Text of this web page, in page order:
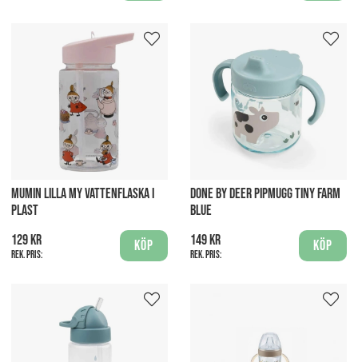
MUMIN LILLA MY VATTENFLASKA I
PLAST
129 kr
Rek. pris:
Köp
DONE BY DEER PIPMUGG TINY FARM
BLUE
149 kr
Rek. pris:
Köp